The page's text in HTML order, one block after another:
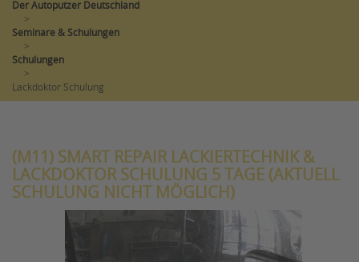
Der Autoputzer Deutschland
>
Seminare & Schulungen
>
Schulungen
>
Lackdoktor Schulung
(M11) SMART REPAIR LACKIERTECHNIK &
LACKDOKTOR SCHULUNG 5 TAGE (AKTUELL
SCHULUNG NICHT MÖGLICH)